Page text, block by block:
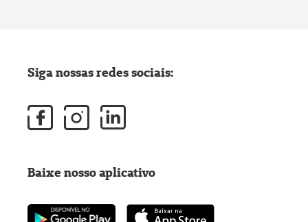
Siga nossas redes sociais:
Baixe nosso aplicativo